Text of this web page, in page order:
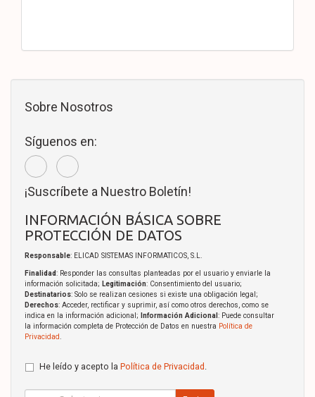
Sobre Nosotros
Síguenos en:
¡Suscríbete a Nuestro Boletín!
INFORMACIÓN BÁSICA SOBRE
PROTECCIÓN DE DATOS
Responsable: ELICAD SISTEMAS INFORMATICOS, S.L.
Finalidad: Responder las consultas planteadas por el usuario y enviarle la
información solicitada; Legitimación: Consentimiento del usuario;
Destinatarios: Solo se realizan cesiones si existe una obligación legal;
Derechos: Acceder, rectificar y suprimir, así como otros derechos, como se
indica en la información adicional;
Información Adicional : Puede consultar
la información completa de Protección de Datos en nuestra Política de
Privacidad
He leído y acepto la Política de Privacidad